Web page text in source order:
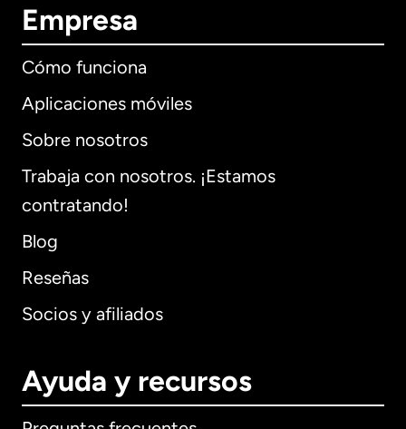
Empresa
Cómo funciona
Aplicaciones móviles
Sobre nosotros
Trabaja con nosotros. ¡Estamos
contratando!
Blog
Reseñas
Socios y afiliados
Ayuda y recursos